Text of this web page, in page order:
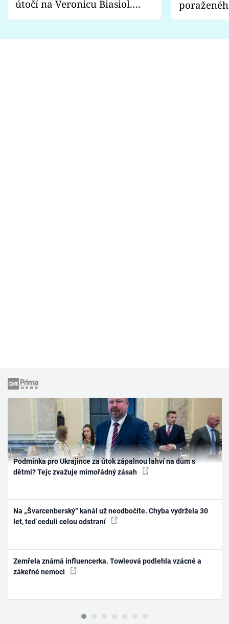
útočí na Veronicu Biasiol.
Proč je podle nich falešná a
fanoušci
Podmínka pro Ukrajince za útok zápalnou lahví na dům s
dětmi? Tejc zvažuje mimořádný zásah
Na „Švarcenberský“ kanál už neodbočíte. Chyba vydržela 30
let, teď ceduli celou odstraní
Zemřela známá influencerka. Towleová podlehla vzácné a
zákeřné nemoci